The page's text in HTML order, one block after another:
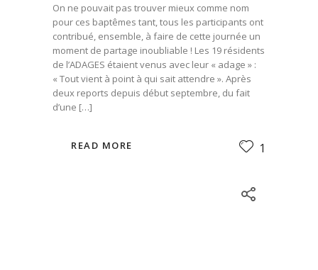
On ne pouvait pas trouver mieux comme nom
pour ces baptêmes tant, tous les participants ont
contribué, ensemble, à faire de cette journée un
moment de partage inoubliable ! Les 19 résidents
de l’ADAGES étaient venus avec leur « adage » :
« Tout vient à point à qui sait attendre ». Après
deux reports depuis début septembre, du fait
d’une […]
READ MORE 1